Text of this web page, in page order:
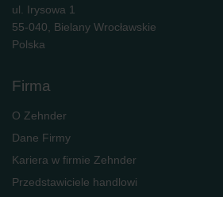
ul. Irysowa 1
55-040, Bielany Wrocławskie
Polska
Firma
O Zehnder
Dane Firmy
Kariera w firmie Zehnder
Przedstawiciele handlowi